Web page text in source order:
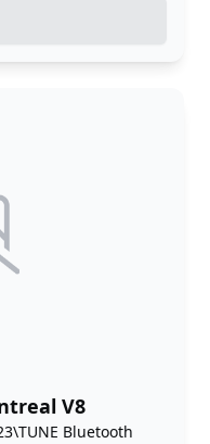
V8
Bluetooth